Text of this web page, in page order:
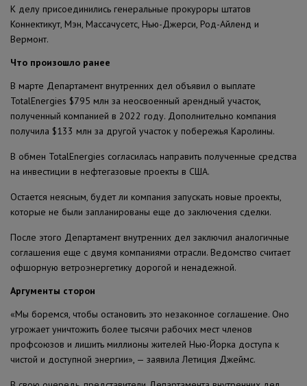
К делу присоединились генеральные прокуроры штатов
Коннектикут, Мэн, Массачусетс, Нью-Джерси, Род-Айленд и
Вермонт.
Что произошло ранее
В марте Департамент внутренних дел объявил о выплате
TotalEnergies $795 млн за неосвоенный арендный участок,
полученный компанией в 2022 году. Дополнительно компания
получила $133 млн за другой участок у побережья Каролины.
В обмен TotalEnergies согласилась направить полученные средства
на инвестиции в нефтегазовые проекты в США.
Остается неясным, будет ли компания запускать новые проекты,
которые не были запланированы еще до заключения сделки.
После этого Департамент внутренних дел заключил аналогичные
соглашения еще с двумя компаниями отрасли. Ведомство считает
офшорную ветроэнергетику дорогой и ненадежной.
Аргументы сторон
«Мы боремся, чтобы остановить это незаконное соглашение. Оно
угрожает уничтожить более тысячи рабочих мест членов
профсоюзов и лишить миллионы жителей Нью-Йорка доступа к
чистой и доступной энергии», — заявила Летиция Джеймс.